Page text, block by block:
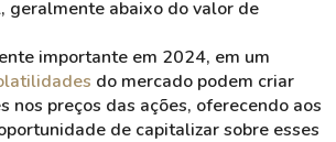
, geralmente abaixo do valor de
importante em 2024, em um
do mercado podem criar
nos preços das ações, oferecendo aos
de capitalizarsobre esses